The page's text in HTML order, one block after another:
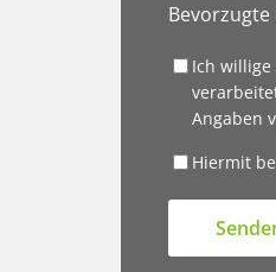
Ich willige
Angaben
Hiermit